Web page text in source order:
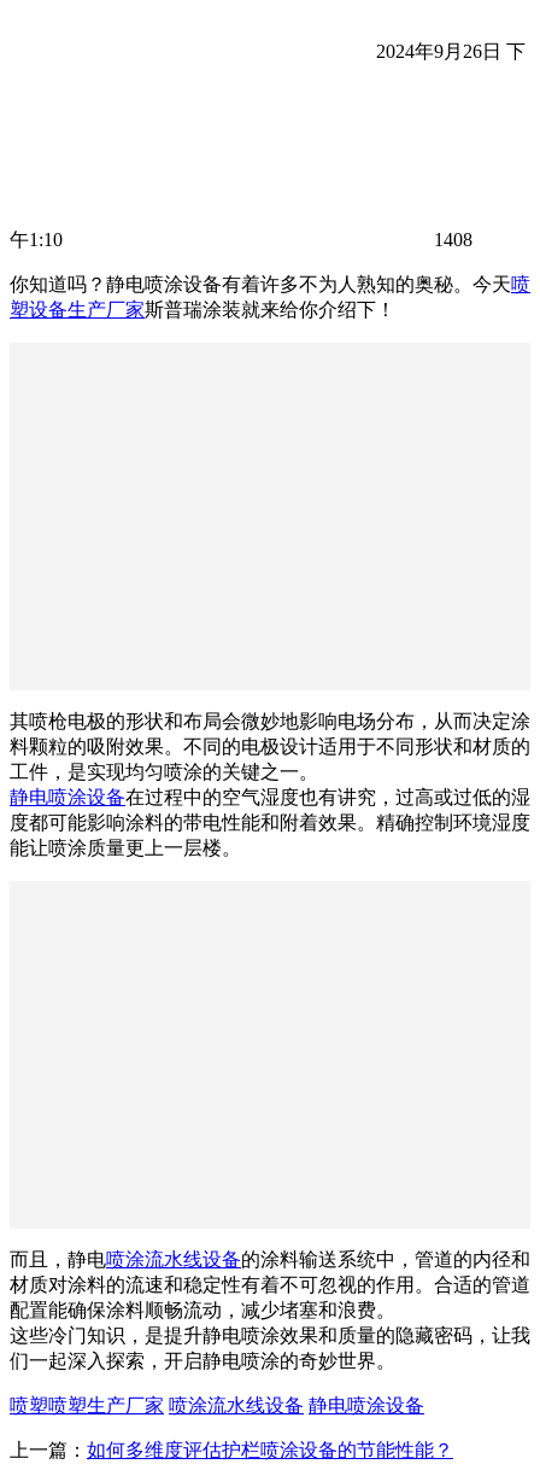
2024年9月26日 下
午1:10 1408
你知道吗？静电喷涂设备有着许多不为人熟知的奥秘。今天喷
塑设备生产厂家斯普瑞涂装就来给你介绍下！
其喷枪电极的形状和布局会微妙地影响电场分布，从而决定涂
料颗粒的吸附效果。不同的电极设计适用于不同形状和材质的
工件，是实现均匀喷涂的关键之一。
静电喷涂设备在过程中的空气湿度也有讲究，过高或过低的湿
度都可能影响涂料的带电性能和附着效果。精确控制环境湿度
能让喷涂质量更上一层楼。
而且，静电喷涂流水线设备的涂料输送系统中，管道的内径和
材质对涂料的流速和稳定性有着不可忽视的作用。合适的管道
配置能确保涂料顺畅流动，减少堵塞和浪费。
这些冷门知识，是提升静电喷涂效果和质量的隐藏密码，让我
们一起深入探索，开启静电喷涂的奇妙世界。
喷塑喷塑生产厂家 喷涂流水线设备 静电喷涂设备
上一篇： 如何多维度评估护栏喷涂设备的节能性能？